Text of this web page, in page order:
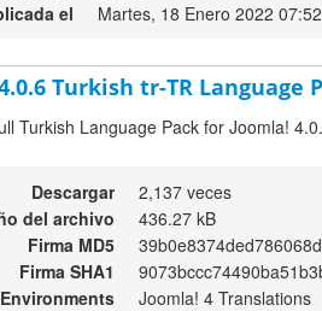
el
Martes, 18 Enero 2022 07:52
Turkish tr-TR Language
Turkish Language Pack for Joomla!
Descargar
2,137 veces
del archivo
436.27 kB
Firma MD5
Firma SHA1
Environments
Joomla! 4 Translations